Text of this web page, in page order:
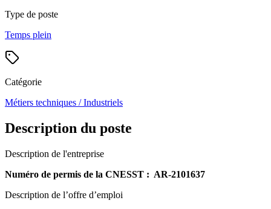
Type de poste
Temps plein
Catégorie
Métiers techniques / Industriels
Description du poste
Description de l'entreprise
Numéro de permis de la CNESST : AR-2101637
Description de l’offre d’emploi